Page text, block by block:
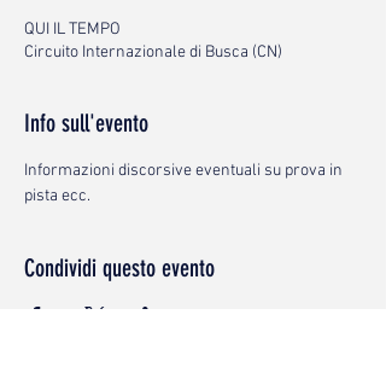
QUI IL TEMPO
Circuito Internazionale di Busca (CN)
Info sull'evento
Informazioni discorsive eventuali su prova in
pista ecc.
Condividi questo evento